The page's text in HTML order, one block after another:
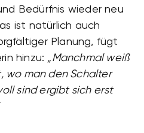
Bedürfnis wieder neu
ist natürlich auch
Planung, fügt
hinzu: „Manchmal weiß
wo man den Schalter
sind ergibt sich erst